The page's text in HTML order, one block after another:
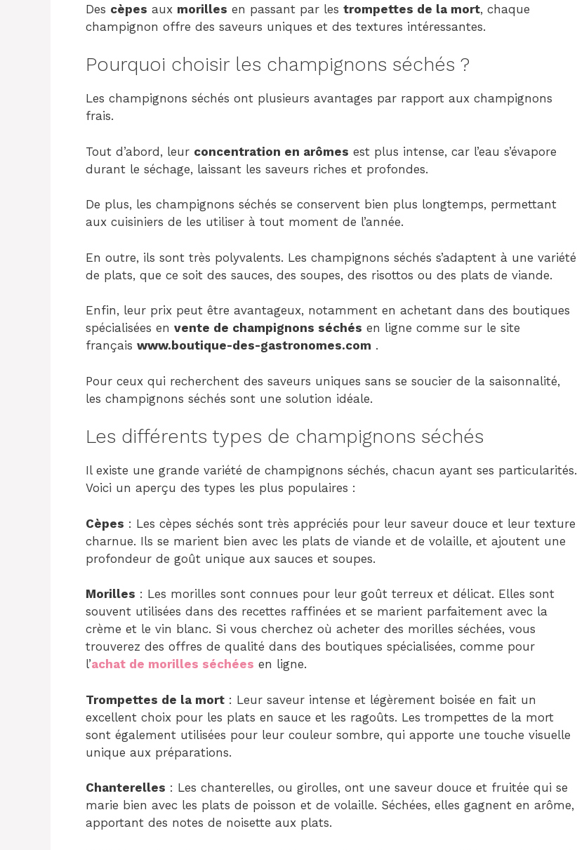
Des cèpes aux morilles en passant par les trompettes de la mort, chaque
champignon offre des saveurs uniques et des textures intéressantes.
Pourquoi choisir les champignons séchés ?
Les champignons séchés ont plusieurs avantages par rapport aux champignons
frais.
Tout d’abord, leur concentration en arômes est plus intense, car l’eau s’évapore
durant le séchage, laissant les saveurs riches et profondes.
De plus, les champignons séchés se conservent bien plus longtemps, permettant
aux cuisiniers de les utiliser à tout moment de l’année.
En outre, ils sont très polyvalents. Les champignons séchés s’adaptent à une variété
de plats, que ce soit des sauces, des soupes, des risottos ou des plats de viande.
Enfin, leur prix peut être avantageux, notamment en achetant dans des boutiques
spécialisées en vente de champignons séchés en ligne comme sur le site
français www.boutique-des-gastronomes.com .
Pour ceux qui recherchent des saveurs uniques sans se soucier de la saisonnalité,
les champignons séchés sont une solution idéale.
Les différents types de champignons séchés
Il existe une grande variété de champignons séchés, chacun ayant ses particularités.
Voici un aperçu des types les plus populaires :
Cèpes : Les cèpes séchés sont très appréciés pour leur saveur douce et leur texture
charnue. Ils se marient bien avec les plats de viande et de volaille, et ajoutent une
profondeur de goût unique aux sauces et soupes.
Morilles : Les morilles sont connues pour leur goût terreux et délicat. Elles sont
souvent utilisées dans des recettes raffinées et se marient parfaitement avec la
crème et le vin blanc. Si vous cherchez où acheter des morilles séchées, vous
trouverez des offres de qualité dans des boutiques spécialisées, comme pour
l’achat de morilles séchées en ligne.
Trompettes de la mort : Leur saveur intense et légèrement boisée en fait un
excellent choix pour les plats en sauce et les ragoûts. Les trompettes de la mort
sont également utilisées pour leur couleur sombre, qui apporte une touche visuelle
unique aux préparations.
Chanterelles : Les chanterelles, ou girolles, ont une saveur douce et fruitée qui se
marie bien avec les plats de poisson et de volaille. Séchées, elles gagnent en arôme,
apportant des notes de noisette aux plats.